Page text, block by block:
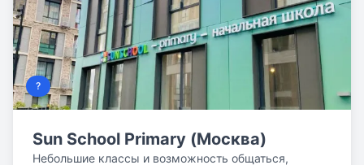
?
Sun School Primary (Москва)
Небольшие классы и возможность общаться,